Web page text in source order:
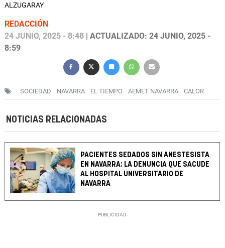
ALZUGARAY
REDACCIÓN
24 JUNIO, 2025 - 8:48 | ACTUALIZADO: 24 JUNIO, 2025 -
8:59
SOCIEDAD NAVARRA EL TIEMPO AEMET NAVARRA CALOR
NOTICIAS RELACIONADAS
PACIENTES SEDADOS SIN ANESTESISTA
EN NAVARRA: LA DENUNCIA QUE SACUDE
AL HOSPITAL UNIVERSITARIO DE
NAVARRA